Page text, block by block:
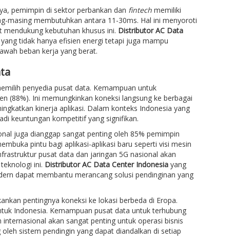
pemimpin di sektor perbankan dan fintechmemiliki
masing membutuhkan antara 11-30ms. Hal ini menyoroti
kebutuhan khusus ini. Distributor AC Data
tidak hanya efisien energi tetapi juga mampu
beban kerja yang berat.
penyedia pusat data. Kemampuan untuk
(88%). Ini memungkinkan koneksi langsung ke berbagai
kinerja aplikasi. Dalam konteks Indonesia yang
keuntungan kompetitif yang signifikan.
juga dianggap sangat penting oleh 85% pemimpin
pintu bagi aplikasi-aplikasi baru seperti visi mesin
pusat data dan jaringan 5G nasional akan
ini. Distributor AC Data Center Indonesiayang
dapat membantu merancang solusi pendinginan yang
pentingnya koneksi ke lokasi berbeda di Eropa.
Indonesia. Kemampuan pusat data untuk terhubung
akan sangat penting untuk operasi bisnis
sistem pendingin yang dapat diandalkan di setiap